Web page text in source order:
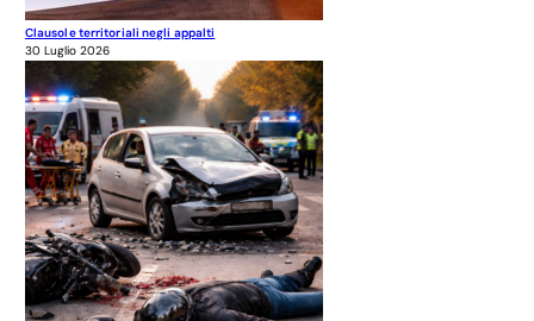
Clausole territoriali negli appalti
30 Luglio 2026